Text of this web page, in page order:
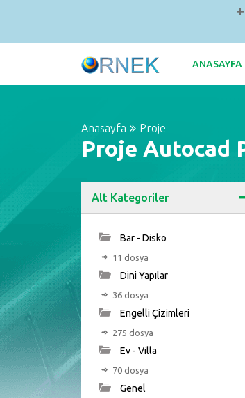
ANASAYFA
Anasayfa Proje
Proje Autocad
Alt Kategoriler
Bar - Disko
11 dosya
Dini Yapılar
36 dosya
Engelli Çizimleri
275 dosya
Ev - Villa
70 dosya
Genel